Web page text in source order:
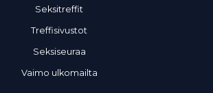
Seksitreffit
Treffisivustot
Seksiseuraa
Vaimo ulkomailta